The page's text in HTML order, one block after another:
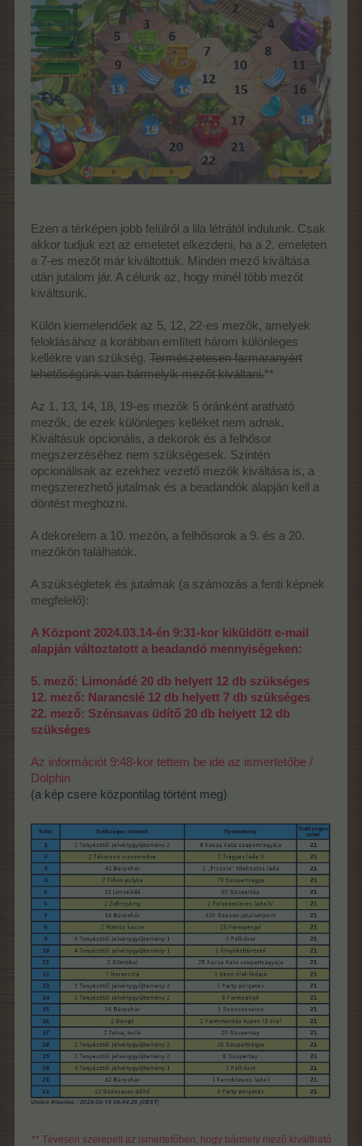
Ezen a térképen jobb felülről a lila létrától indulunk. Csak
akkor tudjuk ezt az emeletet elkezdeni, ha a 2. emeleten
a 7-es mezőt már kiváltottuk. Minden mező kiváltása
után jutalom jár. A célunk az, hogy minél több mezőt
kiváltsunk.
Külön kiemelendőek az 5, 12, 22-es mezők, amelyek
feloldásához a korábban említett három különleges
kellékre van szükség. Természetesen farmaranyért
lehetőségünk van bármelyik mezőt kiváltani.**
Az 1, 13, 14, 18, 19-es mezők 5 óránként aratható
mezők, de ezek különleges kelléket nem adnak.
Kiváltásuk opcionális, a dekorok és a felhősor
megszerzéséhez nem szükségesek. Szintén
opcionálisak az ezekhez vezető mezők kiváltása is, a
megszerezhető jutalmak és a beadandók alapján kell a
döntést meghozni.
A dekorelem a 10. mezőn, a felhősorok a 9. és a 20.
mezőkön találhatók.
A szükségletek és jutalmak (a számozás a fenti képnek
megfelelő):
A Központ 2024.03.14-én 9:31-kor kiküldött e-mail
alapján változtatott a beadandó mennyiségeken:
5. mező: Limonádé 20 db helyett 12 db szükséges
12. mező: Narancslé 12 db helyett 7 db szükséges
22. mező: Szénsavas üdítő 20 db helyett 12 db
szükséges
Az információt 9:48-kor tettem be ide az ismertetőbe /
Dolphin
(a kép csere központilag történt meg)
** Tévesen szerepelt az ismertetőben, hogy bármely mező kiváltható